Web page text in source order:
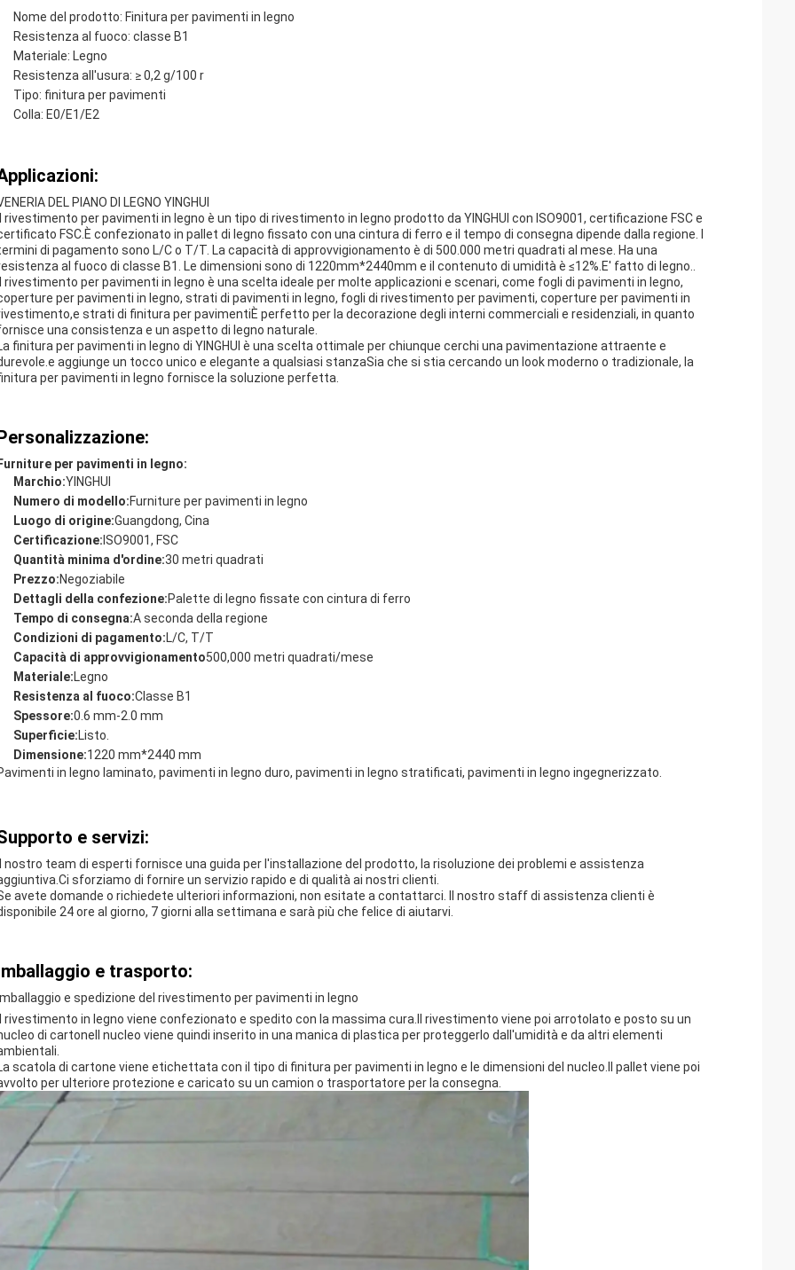
Nome del prodotto: Finitura per pavimenti in legno
Resistenza al fuoco: classe B1
Materiale: Legno
Resistenza all'usura: ≥ 0,2 g/100 r
Tipo: finitura per pavimenti
Colla: E0/E1/E2
DEL PIANO DI LEGNO YINGHUI
rivestimento per pavimenti in legno è un tipo di rivestimento in legno prodotto da YINGHUI con ISO9001, certificazione FSC e
FSC.È confezionato in pallet di legno fissato con una cintura di ferro e il tempo di consegna dipende dalla regione. I
di pagamento sono L/C o T/T. La capacità di approvvigionamento è di 500.000 metri quadrati al mese. Ha una
al fuoco di classe B1. Le dimensioni sono di 1220mm*2440mm e il contenuto di umidità è ≤12%.E' fatto di legno..
rivestimento per pavimenti in legno è una scelta ideale per molte applicazioni e scenari, come fogli di pavimenti in legno,
per pavimenti in legno, strati di pavimenti in legno, fogli di rivestimento per pavimenti, coperture per pavimenti in
strati di finitura per pavimentiÈ perfetto per la decorazione degli interni commerciali e residenziali, in quanto
una consistenza e un aspetto di legno naturale.
finitura per pavimenti in legno di YINGHUI è una scelta ottimale per chiunque cerchi una pavimentazione attraente e
aggiunge un tocco unico e elegante a qualsiasi stanzaSia che si stia cercando un look moderno o tradizionale, la
per pavimenti in legno fornisce la soluzione perfetta.
per pavimenti in legno:
Marchio:YINGHUI
Numero di modello:Furniture per pavimenti in legno
Luogo di origine:Guangdong, Cina
Certificazione: ISO9001, FSC
Quantità minima d'ordine:30 metri quadrati
Prezzo:Negoziabile
Dettagli della confezione:Palette di legno fissate con cintura di ferro
Tempo di consegna:A seconda della regione
Condizioni di pagamento:L/C, T/T
Capacità di approvvigionamento500,000 metri quadrati/mese
Materiale:Legno
Resistenza al fuoco:Classe B1
Spessore:0.6 mm-2.0 mm
Superficie:Listo.
Dimensione:1220 mm*2440 mm
in legno laminato, pavimenti in legno duro, pavimenti in legno stratificati, pavimenti in legno ingegnerizzato.
e servizi:
nostro team di esperti fornisce una guida per l'installazione del prodotto, la risoluzione dei problemi e assistenza
sforziamo di fornire un servizio rapido e di qualità ai nostri clienti.
avete domande o richiedete ulteriori informazioni, non esitate a contattarci. Il nostro staff di assistenza clienti è
24 ore al giorno, 7 giorni alla settimana e sarà più che felice di aiutarvi.
e trasporto:
e spedizione del rivestimento per pavimenti in legno
rivestimento in legno viene confezionato e spedito con la massima cura.Il rivestimento viene poi arrotolato e posto su un
di cartoneIl nucleo viene quindi inserito in una manica di plastica per proteggerlo dall'umidità e da altri elementi
scatola di cartone viene etichettata con il tipo di finitura per pavimenti in legno e le dimensioni del nucleo.Il pallet viene poi
per ulteriore protezione e caricato su un camion o trasportatore per la consegna.